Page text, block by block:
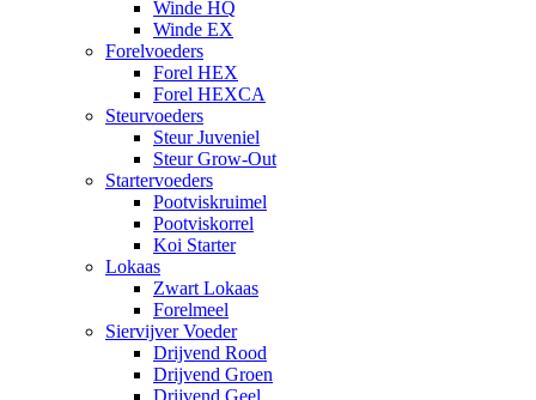
Winde HQ
Winde EX
Forelvoeders
Forel HEX
Forel HEXCA
Steurvoeders
Steur Juveniel
Steur Grow-Out
Startervoeders
Pootviskruimel
Pootviskorrel
Koi Starter
Lokaas
Zwart Lokaas
Forelmeel
Siervijver Voeder
Drijvend Rood
Drijvend Groen